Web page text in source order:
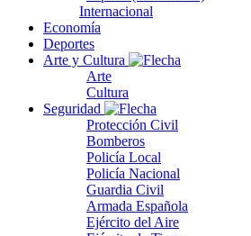
Internacional
Economía
Deportes
Arte y Cultura
Arte
Cultura
Seguridad
Protección Civil
Bomberos
Policía Local
Policía Nacional
Guardia Civil
Armada Española
Ejército del Aire